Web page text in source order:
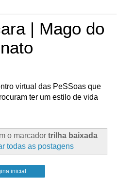
| Mago do
virtual das PeSSoas que
ter um estilo de vida
o marcador trilha baixada
todas as postagens
inicial